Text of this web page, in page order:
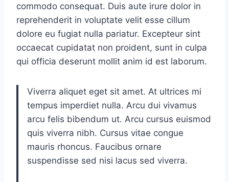
commodo consequat. Duis aute irure dolor in
reprehenderit in voluptate velit esse cillum
dolore eu fugiat nulla pariatur. Excepteur sint
occaecat cupidatat non proident, sunt in culpa
qui officia deserunt mollit anim id est laborum.
Viverra aliquet eget sit amet. At ultrices mi
tempus imperdiet nulla. Arcu dui vivamus
arcu felis bibendum ut. Arcu cursus euismod
quis viverra nibh. Cursus vitae congue
mauris rhoncus. Faucibus ornare
suspendisse sed nisi lacus sed viverra.